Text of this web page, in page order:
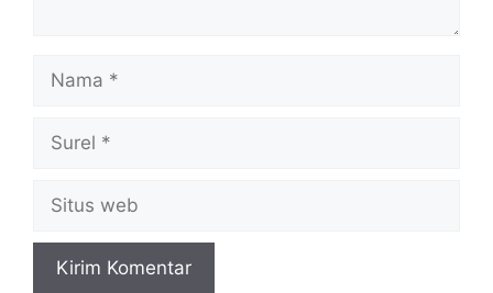
Nama
Surel
Situs
web